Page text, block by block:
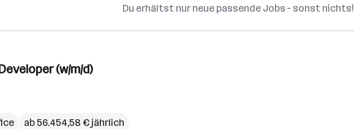
Du erhältst nur neue passende Jobs – sonst nichts!
(w/m/d)
ab 56.454,58 € jährlich